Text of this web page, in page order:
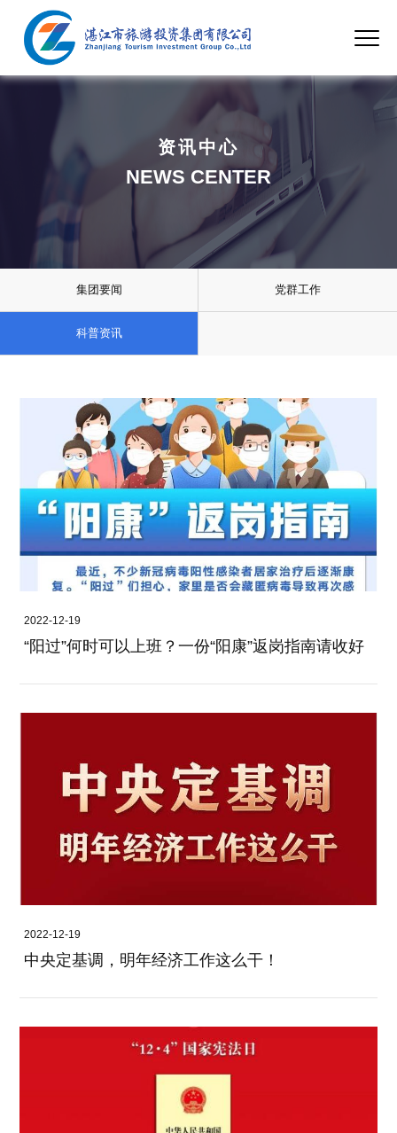
资讯中心
NEWS CENTER
集团要闻 党群工作
科普资讯
2022-12-19
“阳过”何时可以上班？一份“阳康”返岗指南请收好
2022-12-19
中央定基调，明年经济工作这么干！